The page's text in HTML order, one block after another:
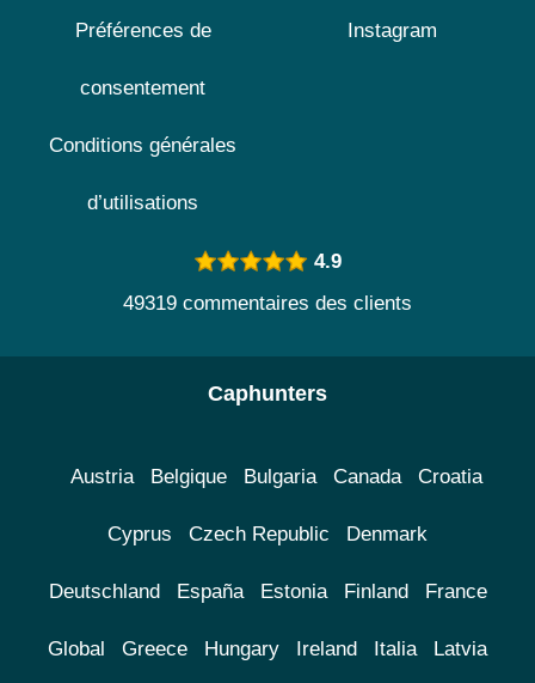
Préférences de
consentement
Conditions générales
d’utilisations
Instagram
4.9
49319 commentaires des clients
Caphunters
Austria Belgique Bulgaria Canada Croatia
Cyprus Czech Republic Denmark
Deutschland España Estonia Finland France
Global Greece Hungary Ireland Italia Latvia